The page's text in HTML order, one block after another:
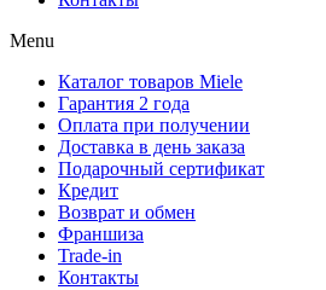
Menu
Каталог товаров Miele
Гарантия 2 года
Оплата при получении
Доставка в день заказа
Подарочный сертификат
Кредит
Возврат и обмен
Франшиза
Trade-in
Контакты